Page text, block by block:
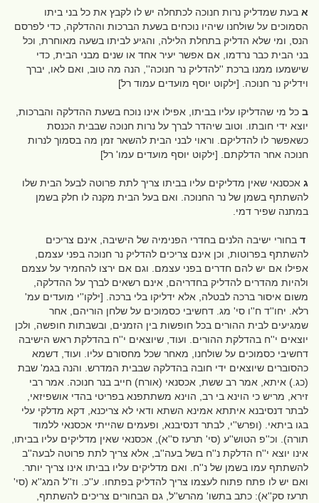
א בעת שמדליק נרות חנוכה לכתחלה יש לו לקבץ את כל בני ביתו
הסמוכים על שולחנו שיהיו נוכחים בשעת הברכות וההדלקה, כדי לפרסם
הנס, ומי שלא הדליק בתחלת הלילה, והגיע לביתו בשעה מאוחרת, וכל
בני הבית כבר נרדמו, אם אפשר יעיר אחד או שנים מבני הבית, כדי
שישמעו ממנו ברכת ''להדליק נר חנוכה'', הנה מה טוב, ואם לאו, יברך
וידליק נר חנוכה. [ילקוט יוסף מועדים עמוד רל]
ב כל מי שהדליקו עליו בביתו, אפילו אינו נוכח בשעת ההדלקה והברכות,
יוצא ידי חובתו. וטוב שיהדר לברך על נרות חנוכה שבבית הכנסת
כשאפשר לו להדליקם. וראוי לבני הבית להשאר זמן מה בסמוך לנרות
חנוכה אחר הדלקתם. [ילקוט יוסף מועדים עמו' רל]
ג אכסנאי שאין מדליקים עליו בביתו צריך לתת פרוטה לבעל הבית שלו
להשתתף בשמן של נר החנוכה. ואם בעל הבית מקנה לו חלק בשמן
במתנה שפיר דמי.
ד בחורי ישיבה הלנים בחדרי הפנימיה של הישיבה, אינם צריכים
להשתתף בפרוטות, וכן אינם צריכים להדליק נר חנוכה בפני עצמם,
אפילו אם יש להם חדרים בפני עצמם. וגם אם ירצו להחמיר על עצמם
ולהיות מהדרים להדליק בחדריהם, אינם רשאים לברך על ההדלקה,
משום איסור ברכה לבטלה, אלא ידליקו בלי ברכה. [ילקו''י מועדים עמ'
רלא. יחו''ד ח''ו סי' מג. דחשיבי כסמוכים על שלחן הוריהם, אחר
שמגיעים לבית ההורים בכל חופשות בין הזמנים, ובשבתות חופשה, ולכן
יוצאים י''ח בהדלקת ההורים. ועוד, שיוצאים י''ח בהדלקת ראש הישיבה
דחשיבי כסמוכים על שולחנו, מאחר שכל מחסורם עליו. ועוד, דשמא
כהסוברים שיוצאים ידי חובה בהדלקה שבבית המדרש. והנה בגמ' שבת
(כג.) איתא, אמר רב ששת, אכסנאי (אורח) חייב בנר חנוכה. אמר רבי
זירא, מריש כי הוינא בי רב, הוינא משתתפנא בפריטי בהדי אושפיזאי,
לבתר דנסיבנא איתתא אמינא השתא ודאי לא צריכנא, דקא מדלקי עלי
בגו ביתאי. (ופרש''י, לבתר דנסיבנא, ופעמים שהייתי אכסנאי ללמוד
תורה). וכ''פ הטוש''ע (סי' תרעז ס''א), אכסנאי שאין מדליקים עליו בביתו,
אינו יוצא י''ח הדלקת נ''ח בשל בעה''ב, אלא צריך לתת פרוטה לבעה''ב
להשתתף עמו בשמן של נ''ח. ואם מדליקים עליו בביתו אינו צריך יותר.
ואם יש לו פתח פתוח לעצמו צריך להדליק בפתחו. ע''כ. וז''ל המג''א (סי'
תרעז סק''א): כתב בתשו' מהרש''ל, גם הבחורים צריכים להשתתף,